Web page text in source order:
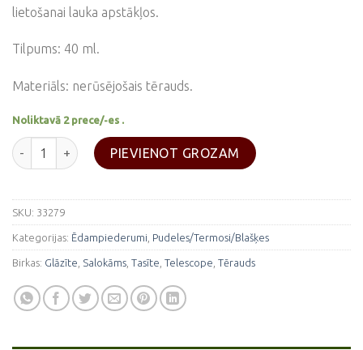
lietošanai lauka apstākļos.
Tilpums: 40 ml.
Materiāls: nerūsējošais tērauds.
Noliktavā 2 prece/-es .
Saliekama tērauda glāzīte "Telescope" ,40ml daudzums
PIEVIENOT GROZAM
SKU: 33279
Kategorijas: Ēdampiederumi Pudeles/Termosi/Blašķes
Birkas: Glāzīte Salokāms Tasīte Telescope Tērauds